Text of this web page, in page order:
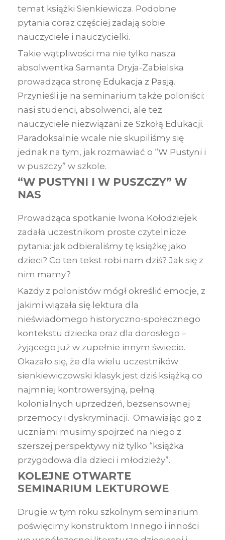
temat książki Sienkiewicza. Podobne
pytania coraz częściej zadają sobie
nauczyciele i nauczycielki.
Takie wątpliwości ma nie tylko nasza
absolwentka Samanta Dryja-Zabielska
prowadząca stronę Edukacja z Pasją.
Przynieśli je na seminarium także poloniści:
nasi studenci, absolwenci, ale też
nauczyciele niezwiązani ze Szkołą Edukacji.
Paradoksalnie wcale nie skupiliśmy się
jednak na tym, jak rozmawiać o “W Pustyni i
w puszczy” w szkole.
“W PUSTYNI I W PUSZCZY” W
NAS
Prowadząca spotkanie Iwona Kołodziejek
zadała uczestnikom proste czytelnicze
pytania: jak odbieraliśmy tę książkę jako
dzieci? Co ten tekst robi nam dziś? Jak się z
nim mamy?
Każdy z polonistów mógł określić emocje, z
jakimi wiązała się lektura dla
nieświadomego historyczno-społecznego
kontekstu dziecka oraz dla dorosłego –
żyjącego już w zupełnie innym świecie.
Okazało się, że dla wielu uczestników
sienkiewiczowski klasyk jest dziś książką co
najmniej kontrowersyjną, pełną
kolonialnych uprzedzeń, bezsensownej
przemocy i dyskryminacji. Omawiając go z
uczniami musimy spojrzeć na niego z
szerszej perspektywy niż tylko “książka
przygodowa dla dzieci i młodzieży”.
KOLEJNE OTWARTE
SEMINARIUM LEKTUROWE
Drugie w tym roku szkolnym seminarium
poświęcimy konstruktom Innego i inności